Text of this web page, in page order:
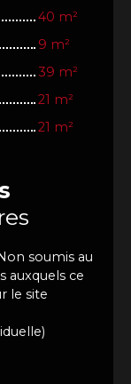
40 m²
9 m²
39 m²
21 m²
21 m²
soumis au
auxquels ce
le site